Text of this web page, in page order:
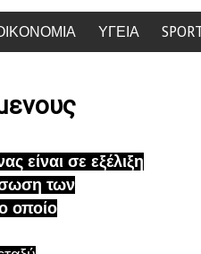
ΥΓΕΙΑ
είναι σε εξέλιξη
των
οποίο